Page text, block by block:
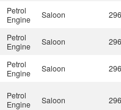
Petrol
Engine
Saloon
Petrol
Engine
Saloon
Petrol
Engine
Saloon
Petrol
Engine
Saloon